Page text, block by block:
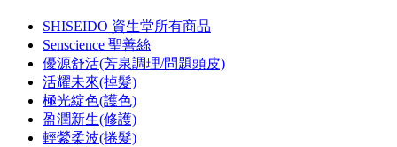
SHISEIDO 資生堂所有商品
Senscience 聖善絲
優源舒活(芳泉調理/問題頭皮)
活耀未來(掉髮)
極光綻色(護色)
盈潤新生(修護)
輕縈柔波(捲髮)